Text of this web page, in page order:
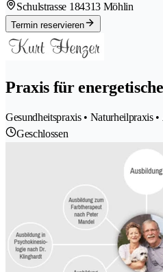
Schulstrasse 184313 Möhlin
Termin reservieren
Praxis für
Gesundheitspraxis • Naturheilpraxis
Geschlossen